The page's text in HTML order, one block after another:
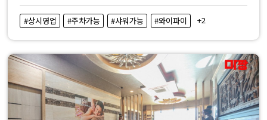
#상시영업 #주차가능 #샤워가능 #와이파이 +2